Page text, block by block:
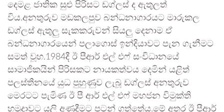
දෙමළ ජාතික සුළු පිරිසට ඩග්ලස් ද ඇතුලත්
විය.අනතුරුව මඩකලපුව බන්ධනාගාරයට මාරුකල
ඩග්ලස් ඇතුලු සැකකරුවන් සියලු දෙනාම ඒ
බන්ධනාගාරයෙන් පලාගොස් ඉන්දියාවට පැන ගැනීමට
සමත් වූහ.1984දී ඊ පීආර් එල් එෆ් සංවිධානයේ
සාමාජිකයින් පිරිසකට නායකත්වය දෙමින් යළිත්
පලස්තීනයේ යුධ පුහුණුව ලැබූ ඩග්ලස් අනතුරුව
මෙරටට පැමිණ ඊ පී ආර් එල් එෆ් මහජන විමුක්ති
හමුදාවට යලි අණදීමට පටන් ගත්තේය.මේ අතර ඊ පීආර්